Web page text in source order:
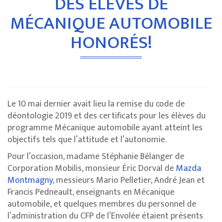
MÉCANIQUE AUTOMOBILE
HONORÉS!
Le 10 mai dernier avait lieu la remise du code de
déontologie 2019 et des certificats pour les élèves du
programme Mécanique automobile ayant atteint les
objectifs tels que l’attitude et l’autonomie.
Pour l’occasion, madame Stéphanie Bélanger de
Corporation Mobilis, monsieur Éric Dorval deMazda
Montmagny, messieurs Mario Pelletier, André Jean et
Francis Pedneault, enseignants en Mécanique
automobile, et quelques membres du personnel de
l’administration du CFP de l’Envolée étaient présents